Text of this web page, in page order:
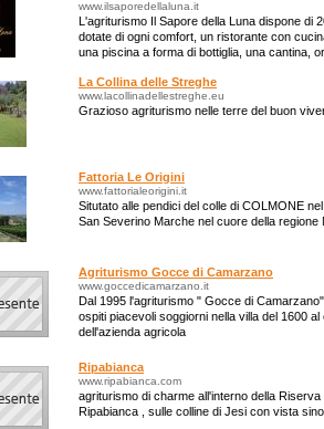
www.ilsaporedellaluna.it
L'agriturismo Il Sapore della Luna dispone di
dotate di ogni comfort, un ristorante con
una piscina a forma di bottiglia, una cantina,
La Collina delle Streghe
www.lacollinadellestreghe.eu
Grazioso agriturismo nelle terre del buon
Fattoria Le Origini
www.fattorialeorigini.it
Situtato alle pendici del colle di COLMONE
San Severino Marche nel cuore della regione
Agriturismo Gocce di Camarzano
www.goccedicamarzano.it
Dal 1995 l'agriturismo " Gocce di
ospiti piacevoli soggiorni nella villa del 1600 al
dell'azienda agricola
Ripabianca
www.ripabianca.com
agriturismo di charme all'interno della Riserva
Ripabianca , sulle colline di Jesi con vista sino